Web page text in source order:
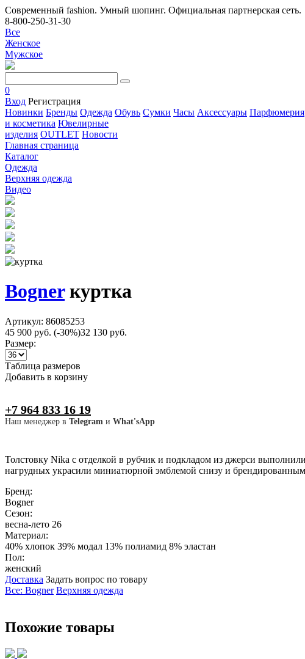
Современный fashion. Умный шопинг. Официальная партнерская сеть.
8-800-250-31-30
Все
Женское
Мужское
0
Вход Регистрация
Новинки Бренды Одежда Обувь Сумки Часы Аксессуары Парфюмерия
и косметика Ювелирные
изделия OUTLET Новости
Главная страница
Каталог
Одежда
Верхняя одежда
Видео
Bognerкуртка
Артикул: 86085253
45 900 руб. (-30%)32 130 руб.
Размер:
Таблица размеров
Добавить в корзину
+7 964 833 16 19
Наш менеджер в Telegram и What'sApp
Толстовку Nika с отделкой в рубчик и подкладом из джерси
нагрудных украсили миниатюрной эмблемой снизу и
Бренд:
Bogner
Сезон:
весна-лето 26
Материал:
40% хлопок 39% модал 13% полиамид 8% эластан
Пол:
женский
Доставка Задать вопрос по товару
Все: Bogner Верхняя одежда
Похожие товары